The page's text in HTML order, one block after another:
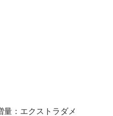
：エクストラダメ